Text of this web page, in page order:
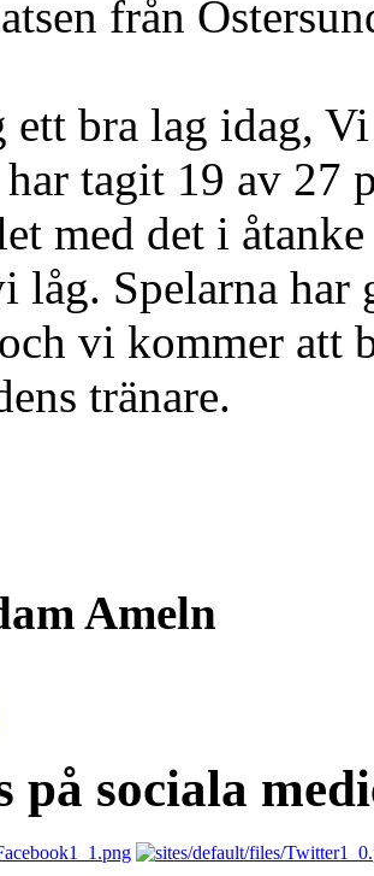
från
bra lag idag,
tagit 19 av 27
med det i
låg. Spelarna har
vi kommer att
tränare.
Ameln
på sociala